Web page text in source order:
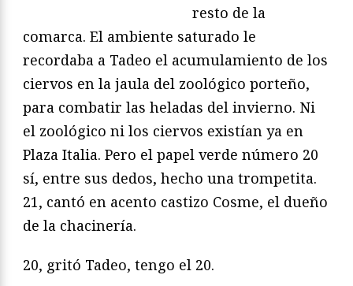
resto de la
comarca. El ambiente saturado le
recordaba a Tadeo el acumulamiento de los
ciervos en la jaula del zoológico porteño,
para combatir las heladas del invierno. Ni
el zoológico ni los ciervos existían ya en
Plaza Italia. Pero el papel verde número 20
sí, entre sus dedos, hecho una trompetita.
21, cantó en acento castizo Cosme, el dueño
de la chacinería.
20, gritó Tadeo, tengo el 20.